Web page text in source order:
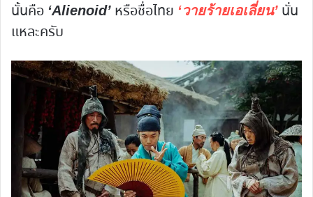
นั้นคือ ‘Alienoid’ หรือชื่อไทย ‘วายร้ายเอเลี่ยน’ นั่น
แหละครับ